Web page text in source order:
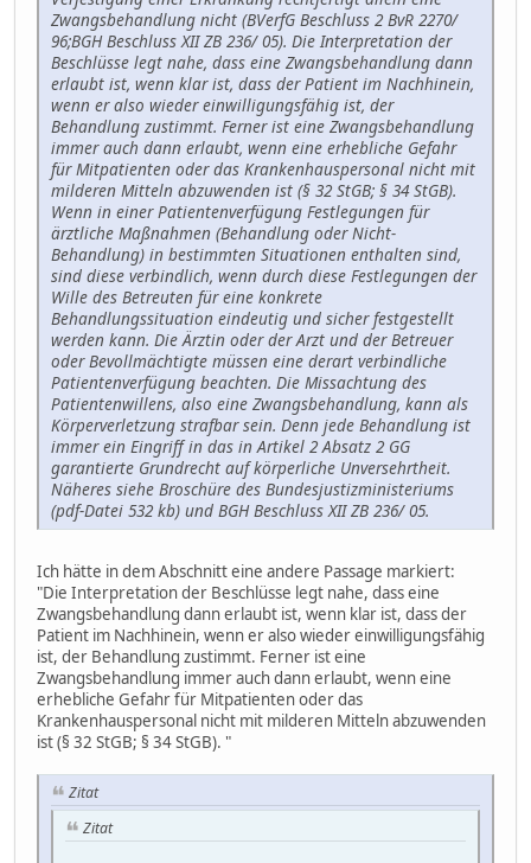
Zwangsbehandlung nicht (BVerfG Beschluss 2 BvR 2270/
96;BGH Beschluss XII ZB 236/ 05). Die Interpretation der
Beschlüsse legt nahe, dass eine Zwangsbehandlung dann
erlaubt ist, wenn klar ist, dass der Patient im Nachhinein,
wenn er also wieder einwilligungsfähig ist, der
Behandlung zustimmt. Ferner ist eine Zwangsbehandlung
immer auch dann erlaubt, wenn eine erhebliche Gefahr
für Mitpatienten oder das Krankenhauspersonal nicht mit
milderen Mitteln abzuwenden ist (§ 32 StGB; § 34 StGB).
Wenn in einer Patientenverfügung Festlegungen für
ärztliche Maßnahmen (Behandlung oder Nicht-
Behandlung) in bestimmten Situationen enthalten sind,
sind diese verbindlich, wenn durch diese Festlegungen der
Wille des Betreuten für eine konkrete
Behandlungssituation eindeutig und sicher festgestellt
werden kann. Die Ärztin oder der Arzt und der Betreuer
oder Bevollmächtigte müssen eine derart verbindliche
Patientenverfügung beachten. Die Missachtung des
Patientenwillens, also eine Zwangsbehandlung, kann als
Körperverletzung strafbar sein. Denn jede Behandlung ist
immer ein Eingriff in das in Artikel 2 Absatz 2 GG
garantierte Grundrecht auf körperliche Unversehrtheit.
Näheres siehe Broschüre des Bundesjustizministeriums
(pdf-Datei 532 kb) und BGH Beschluss XII ZB 236/ 05.
Ich hätte in dem Abschnitt eine andere Passage markiert:
"Die Interpretation der Beschlüsse legt nahe, dass eine
Zwangsbehandlung dann erlaubt ist, wenn klar ist, dass der
Patient im Nachhinein, wenn er also wieder einwilligungsfähig
ist, der Behandlung zustimmt. Ferner ist eine
Zwangsbehandlung immer auch dann erlaubt, wenn eine
erhebliche Gefahr für Mitpatienten oder das
Krankenhauspersonal nicht mit milderen Mitteln abzuwenden
ist (§ 32 StGB; § 34 StGB). "
Zitat
Zitat